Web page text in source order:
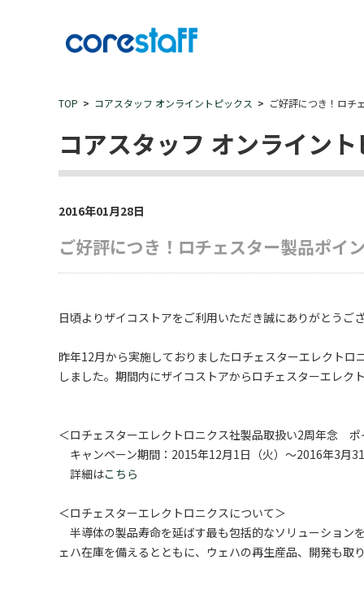
TOP コアスタッフ オンライントピックス ご好評につき！ロチ
コアスタッフ オンライン
2016年01月28日
ご好評につき！ロチェスター製品ポイ
日頃よりザイコストアをご利用いただき誠にありがとうござ
昨年12月から実施しておりましたロチェスターエレクト
しました。期間内にザイコストアからロチェスターエレク
＜ロチェスターエレクトロニクス社製品取扱い2周年念 ポ
キャンペーン期間：2015年12月1日（火）～2016年3月31
詳細はこちら
＜ロチェスターエレクトロニクスについて＞
半導体の製品寿命を延ばす最も包括的なソリューション
ェハ在庫を備えるとともに、ウェハの再生産品、開発も取り